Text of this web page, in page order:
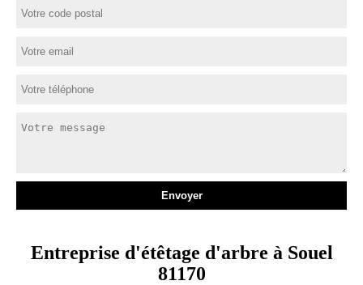
Entreprise d'étêtage d'arbre à Souel
81170